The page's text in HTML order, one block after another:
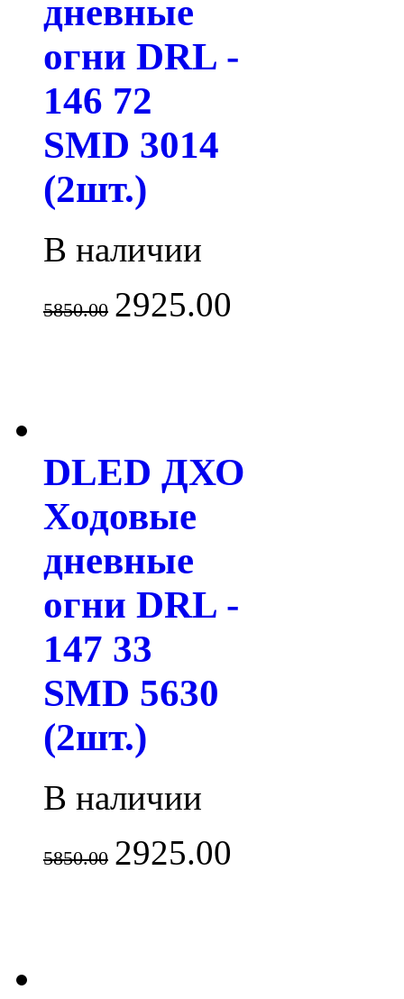
дневные
огни DRL -
146 72
SMD 3014
(2шт.)
В наличии
5850.00 2925.00
DLED ДХО
Ходовые
дневные
огни DRL -
147 33
SMD 5630
(2шт.)
В наличии
5850.00 2925.00